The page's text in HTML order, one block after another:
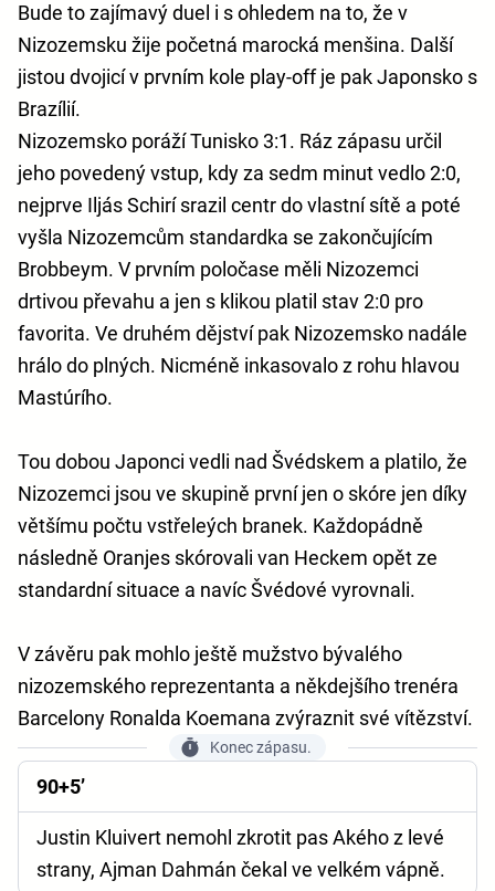
Bude to zajímavý duel i s ohledem na to, že v
Nizozemsku žije početná marocká menšina. Další
jistou dvojicí v prvním kole play-off je pak Japonsko s
Brazílií.
Nizozemsko poráží Tunisko 3:1. Ráz zápasu určil
jeho povedený vstup, kdy za sedm minut vedlo 2:0,
nejprve Iljás Schirí srazil centr do vlastní sítě a poté
vyšla Nizozemcům standardka se zakončujícím
Brobbeym. V prvním poločase měli Nizozemci
drtivou převahu a jen s klikou platil stav 2:0 pro
favorita. Ve druhém dějství pak Nizozemsko nadále
hrálo do plných. Nicméně inkasovalo z rohu hlavou
Mastúrího.
Tou dobou Japonci vedli nad Švédskem a platilo, že
Nizozemci jsou ve skupině první jen o skóre jen díky
většímu počtu vstřeleých branek. Každopádně
následně Oranjes skórovali van Heckem opět ze
standardní situace a navíc Švédové vyrovnali.
V závěru pak mohlo ještě mužstvo bývalého
nizozemského reprezentanta a někdejšího trenéra
Barcelony Ronalda Koemana zvýraznit své vítězství.
Konec zápasu.
90+5’
Justin Kluivert nemohl zkrotit pas Akého z levé
strany, Ajman Dahmán čekal ve velkém vápně.